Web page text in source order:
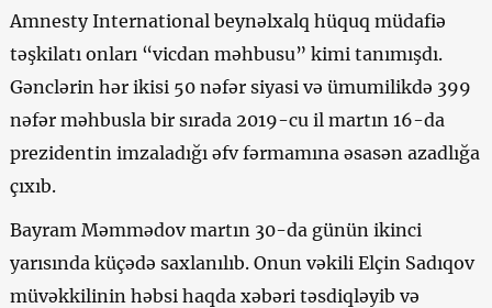
Amnesty International beynəlxalq hüquq müdafiə
təşkilatı onları “vicdan məhbusu” kimi tanımışdı.
Gənclərin hər ikisi 50 nəfər siyasi və ümumilikdə 399
nəfər məhbusla bir sırada 2019-cu il martın 16-da
prezidentin imzaladığı əfv fərmamına əsasən azadlığa
çıxıb.
Bayram Məmmədov martın 30-da günün ikinci
yarısında küçədə saxlanılıb. Onun vəkili Elçin Sadıqov
müvəkkilinin həbsi haqda xəbəri təsdiqləyib və